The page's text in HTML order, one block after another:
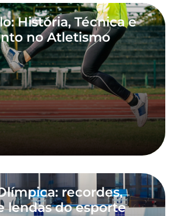
História, Técnica e
no Atletismo
recordes,
lendas do esporte